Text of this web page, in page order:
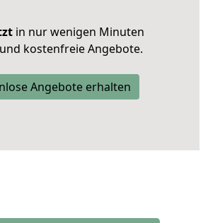
in nur wenigen Minuten
kostenfreie Angebote.
Angebote erhalten